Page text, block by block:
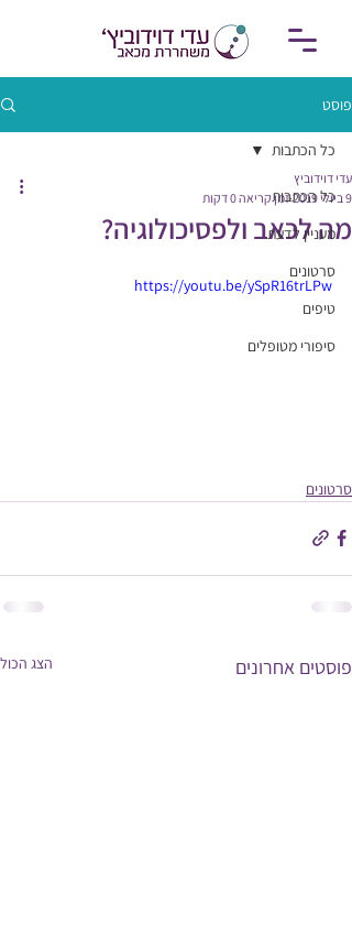
פוסט
כל הכתבות
מעניין לדעת
סרטונים
טיפים
סיפורי מטופלים
כל הכתבות
מה לכאב ולפסיכולוגיה?
עדי דוידוביץ
9 ביולי 2019
זמן קריאה 0 דקות
https://youtu.be/ySpR16trLPw
סרטונים
פוסטים אחרונים הצג הכול